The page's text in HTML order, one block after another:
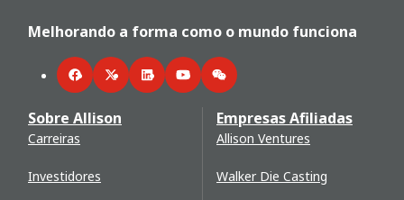
Melhorando a forma como o mundo funciona
FacebookTwitterLinkedInYouTubeWeChat
Sobre Allison
Carreiras
Investidores
Empresas Afiliadas
Allison Ventures
Walker Die Casting